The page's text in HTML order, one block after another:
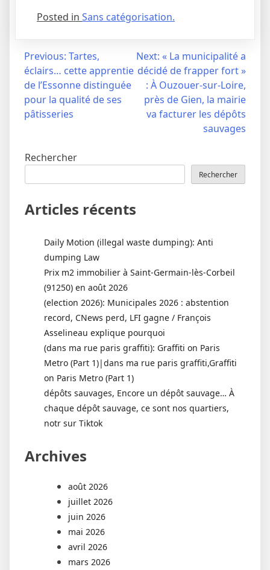
Posted in Sans catégorisation.
Navigation
l’article
Previous: Tartes,
éclairs… cette apprentie
de l’Essonne distinguée
pour la qualité de ses
pâtisseries
Next: « La municipalité a
décidé de frapper fort »
: À Ouzouer-sur-Loire,
près de Gien, la mairie
va facturer les dépôts
sauvages
Rechercher
Rechercher
Articles récents
Daily Motion (illegal waste dumping): Anti
dumping Law
Prix m2 immobilier à Saint-Germain-lès-Corbeil
(91250) en août 2026
(election 2026): Municipales 2026 : abstention
record, CNews perd, LFI gagne / François
Asselineau explique pourquoi
(dans ma rue paris graffiti): Graffiti on Paris
Metro (Part 1)|dans ma rue paris graffiti,Graffiti
on Paris Metro (Part 1)
dépôts sauvages, Encore un dépôt sauvage… À
chaque dépôt sauvage, ce sont nos quartiers,
notr sur Tiktok
Archives
août 2026
juillet 2026
juin 2026
mai 2026
avril 2026
mars 2026